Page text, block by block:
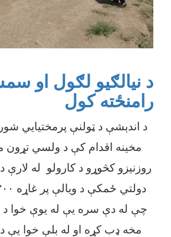
د نیالګیو لګول او
رامنځته کول
د اندېشې د ټولنې پرمختیایي
مخینه اقدام کې د ولسي تړون
چې له دې سره یې له یوې
مخه ډب کړه او له بلې خوا یې